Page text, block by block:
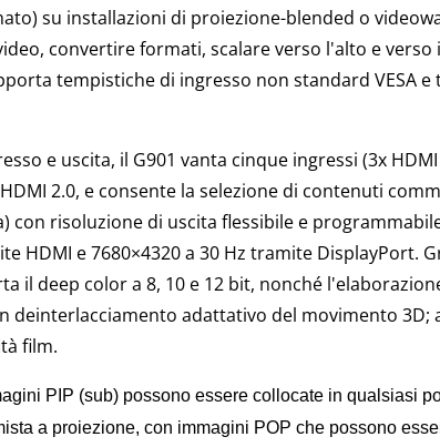
su installazioni di proiezione-blended o
convertire formati, scalare verso l'alto e verso
tempistiche di ingresso non standard VESA
e uscita, il G901 vanta cinque ingressi (3x
2.0, e consente la selezione di contenuti
con risoluzione di uscita flessibile e
HDMI e 7680×4320 a 30 Hz tramite DisplayPort.
il deep color a 8, 10 e 12 bit, nonché
deinterlacciamento adattativo del movimento
film.
PIP (sub) possono essere collocate in qualsiasi
a proiezione, con immagini POP che possono